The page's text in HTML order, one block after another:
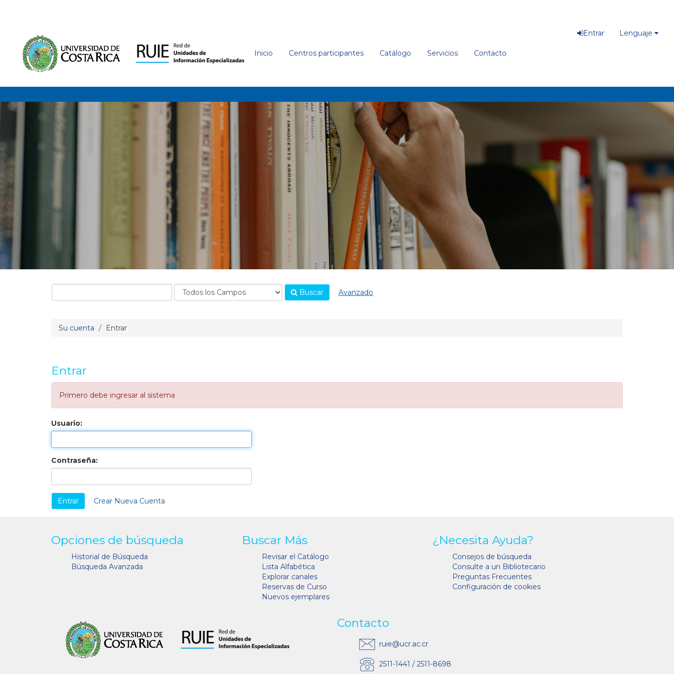
Inicio Centros participantes Catálogo Servicios Contacto
Entrar Lenguaje
Buscar Avanzado
Su cuenta Entrar
Entrar
Primero debe ingresar al sistema
Usuario:
Contraseña:
Crear Nueva Cuenta
Opciones de búsqueda
Historial de Búsqueda
Búsqueda Avanzada
Buscar Más
Revisar el Catálogo
Lista Alfabética
Explorar canales
Reservas de Curso
Nuevos ejemplares
¿Necesita Ayuda?
Consejos de búsqueda
Consulte a un Bibliotecario
Preguntas Frecuentes
Configuración de cookies
Contacto
ruie@ucr.ac.cr
2511-1441 / 2511-8698